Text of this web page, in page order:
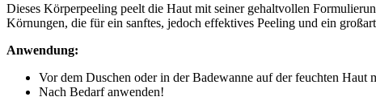
Dieses Körperpeeling peelt die Haut mit seiner gehaltvollen
Körnungen, die für ein sanftes, jedoch effektives Peeling und ein
Anwendung:
Vor dem Duschen oder in der Badewanne auf der feuchten Haut
Nach Bedarf anwenden!